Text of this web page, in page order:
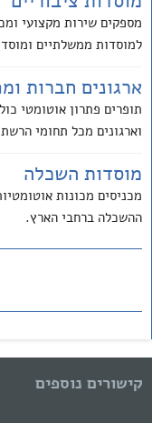
מספקים שירות מקצועי
למוסדות ממשלתיים
ארגונים חברות
תופרים פתרון אוטומטי
וארגונים מכל תחומי
מוסדות השכלה
מכניסים מכונות
ההשכלה ברחבי הארץ.
קישורים נוספים